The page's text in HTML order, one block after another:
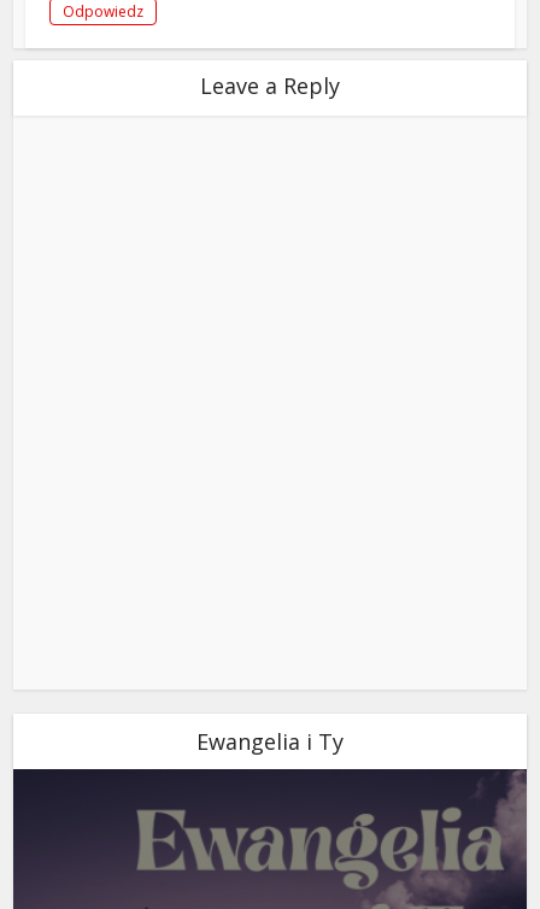
Odpowiedz
Leave a Reply
Ewangelia i Ty